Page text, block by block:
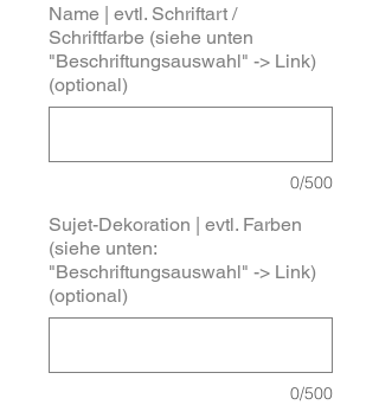
Name | evtl. Schriftart /
Schriftfarbe (siehe unten
"Beschriftungsauswahl" -> Link)
(optional)
0/500
Sujet-Dekoration | evtl. Farben
(siehe unten:
"Beschriftungsauswahl" -> Link)
(optional)
0/500